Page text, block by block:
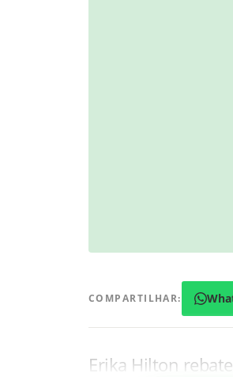
COMPARTILHAR:
Erika Hilton